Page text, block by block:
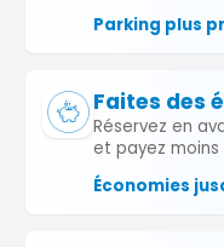
Parking plus
Faites des
Réservez en
et payez moins
Économies